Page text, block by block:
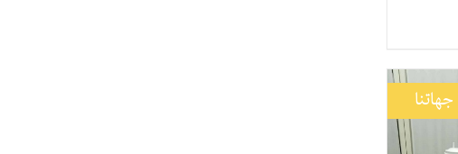
جهاتنا